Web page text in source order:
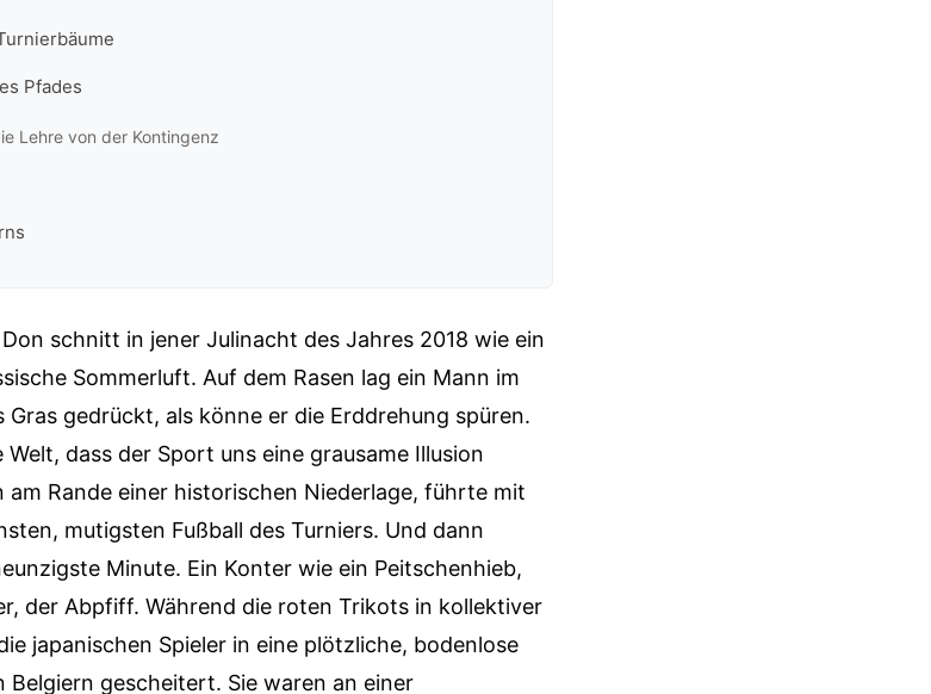
Pfades
Lehre von der Kontingenz
schnitt in jener Julinacht des Jahres 2018 wie ein
Sommerluft. Auf dem Rasen lag ein Mann im
gedrückt, als könne er die Erddrehung spüren.
dass der Sport uns eine grausame Illusion
Rande einer historischen Niederlage, führte mit
mutigsten Fußball des Turniers. Und dann
Minute. Ein Konter wie ein Peitschenhieb,
der Abpfiff. Während die roten Trikots in kollektiver
japanischen Spieler in eine plötzliche, bodenlose
Belgiern gescheitert. Sie waren an einer